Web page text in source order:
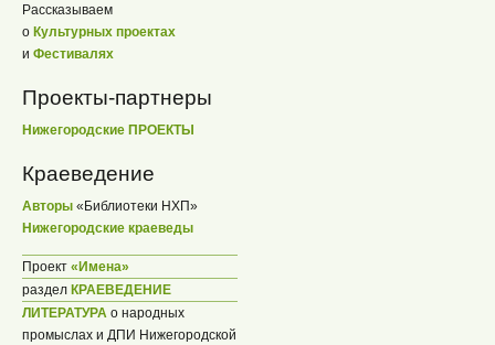
Рассказываем
о Культурных проектах
и Фестивалях
Проекты-партнеры
Нижегородские ПРОЕКТЫ
Краеведение
Авторы «Библиотеки НХП»
Нижегородские краеведы
Проект «Имена»
раздел КРАЕВЕДЕНИЕ
ЛИТЕРАТУРА о народных
промыслах и ДПИ Нижегородской